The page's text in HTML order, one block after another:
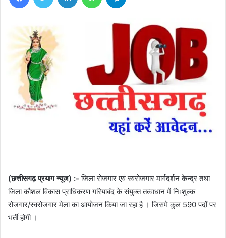
(छत्तीसगढ़ प्रयाग न्यूज) :- जिला रोजगार एवं स्वरोजगार मार्गदर्शन केन्द्र तथा
जिला कौशल विकास प्राधिकरण गरियाबंद के संयुक्त तत्वाधान में निःशुल्क
रोजगार/स्वरोजगार मेला का आयोजन किया जा रहा है । जिसमे कुल 590 पदों पर
भर्ती होगी ।